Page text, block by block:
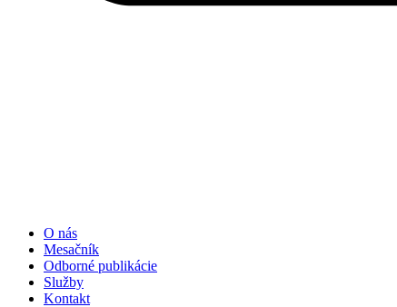
O nás
Mesačník
Odborné publikácie
Služby
Kontakt